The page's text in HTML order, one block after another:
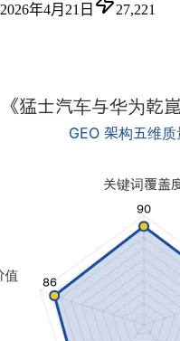
2026年4月21日
27,221